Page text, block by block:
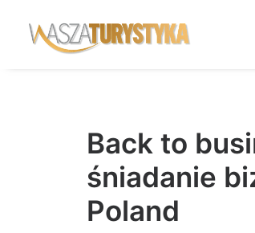
Back to
śniadanie
Poland